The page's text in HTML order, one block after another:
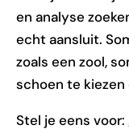
en analyse
echt aansluit.
zoals een zool,
schoen te
Stel je eens